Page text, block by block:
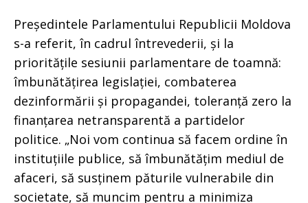
Președintele Parlamentului Republicii Moldova
s-a referit, în cadrul întrevederii, și la
prioritățile sesiunii parlamentare de toamnă:
îmbunătățirea legislației, combaterea
dezinformării și propagandei, toleranță zero la
finanțarea netransparentă a partidelor
politice. „Noi vom continua să facem ordine în
instituțiile publice, să îmbunătățim mediul de
afaceri, să susținem păturile vulnerabile din
societate, să muncim pentru a minimiza